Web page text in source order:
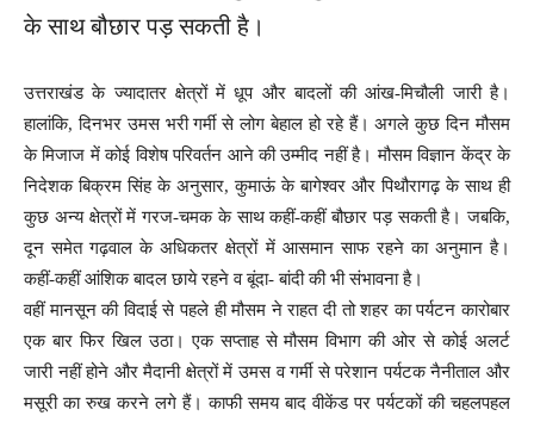
के साथ बौछार पड़ सकती है।
उत्तराखंड के ज्यादातर क्षेत्रों में धूप और बादलों की आंख-मिचौली जारी है।
हालांकि, दिनभर उमस भरी गर्मी से लोग बेहाल हो रहे हैं। अगले कुछ दिन मौसम
के मिजाज में कोई विशेष परिवर्तन आने की उम्मीद नहीं है। मौसम विज्ञान केंद्र के
निदेशक बिक्रम सिंह के अनुसार, कुमाऊं के बागेश्वर और पिथौरागढ़ के साथ ही
कुछ अन्य क्षेत्रों में गरज-चमक के साथ कहीं-कहीं बौछार पड़ सकती है। जबकि,
दून समेत गढ़वाल के अधिकतर क्षेत्रों में आसमान साफ रहने का अनुमान है।
कहीं-कहीं आंशिक बादल छाये रहने व बूंदा- बांदी की भी संभावना है।
वहीं मानसून की विदाई से पहले ही मौसम ने राहत दी तो शहर का पर्यटन कारोबार
एक बार फिर खिल उठा। एक सप्ताह से मौसम विभाग की ओर से कोई अलर्ट
जारी नहीं होने और मैदानी क्षेत्रों में उमस व गर्मी से परेशान पर्यटक नैनीताल और
मसूरी का रुख करने लगे हैं। काफी समय बाद वीकेंड पर पर्यटकों की चहलपहल